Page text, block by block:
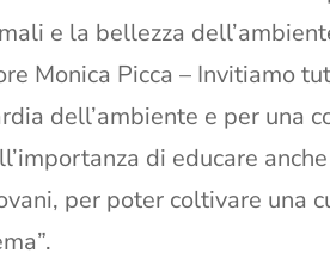
e la bellezza
Monica Picca – Invitiamo
dell’ambiente e per una
di educare
per poter coltivare una